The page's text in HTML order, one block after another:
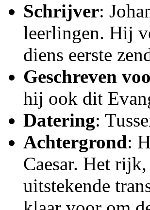
Schrijver:
leerlingen. Hij
diens eerste
Geschreven
hij ook dit
Datering:
Achtergrond:
Caesar. Het
uitstekende